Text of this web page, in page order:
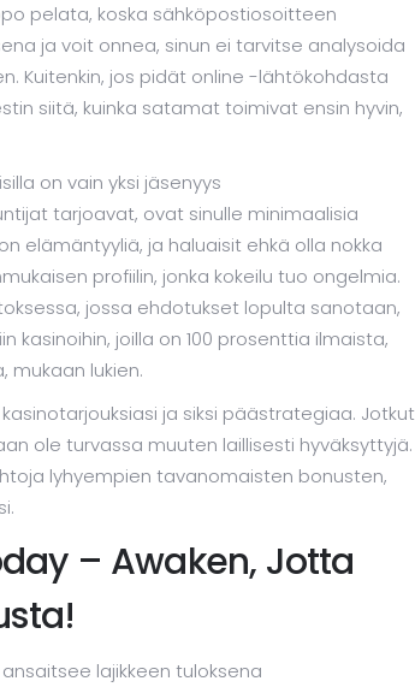
pelata, koska sähköpostiosoitteen
ja voit onnea, sinun ei tarvitse analysoida
Kuitenkin, jos pidät online -lähtökohdasta
siitä, kuinka satamat toimivat ensin hyvin,
on vain yksi jäsenyys
tarjoavat, ovat sinulle minimaalisia
elämäntyyliä, ja haluaisit ehkä olla nokka
profiilin, jonka kokeilu tuo ongelmia.
jossa ehdotukset lopulta sanotaan,
joilla on 100 prosenttia ilmaista,
lukien.
ja siksi päästrategiaa. Jotkut
ole turvassa muuten laillisesti hyväksyttyjä.
lyhyempien tavanomaisten bonusten,
– Awaken, Jotta
lajikkeen tuloksena